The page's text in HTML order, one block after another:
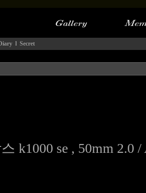
l Secret
k1000 se , 50mm 2.0